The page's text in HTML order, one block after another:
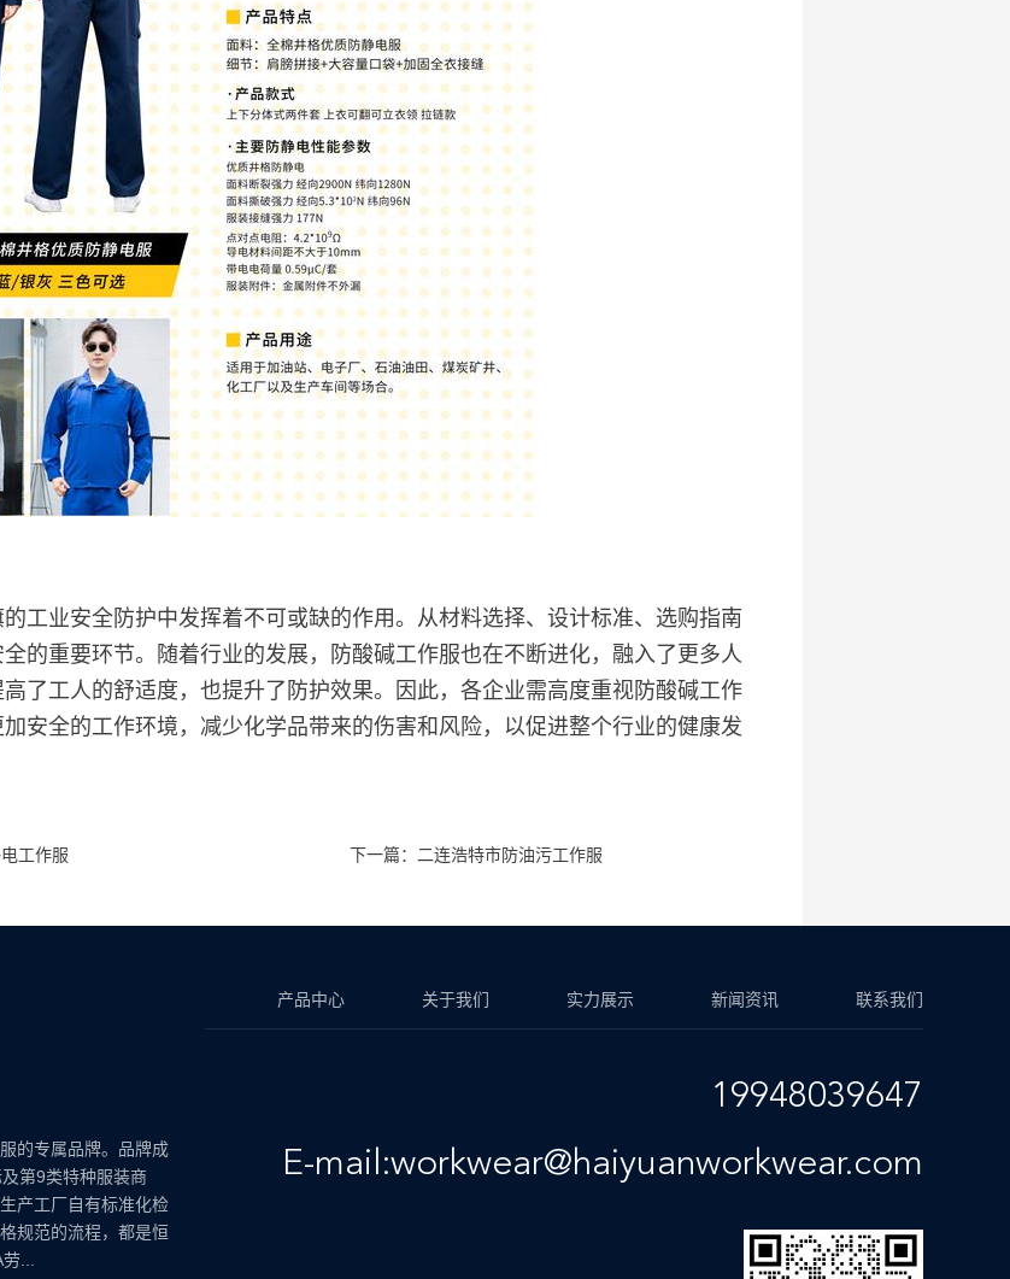
工业安全防护中发挥着不可或缺的作用。从材料选择、设计标准、选购指南
的重要环节。随着行业的发展，防酸碱工作服也在不断进化，融入了更多人
了工人的舒适度，也提升了防护效果。因此，各企业需高度重视防酸碱工作
安全的工作环境，减少化学品带来的伤害和风险，以促进整个行业的健康发
工作服 下一篇：二连浩特市防油污工作服
的专属品牌。品牌成
第9类特种服装商
产工厂自有标准化检
规范的流程，都是恒
...
产品中心 关于我们 实力展示 新闻资讯 联系我们
19948039647
E-mail:workwear@haiyuanworkwear.com